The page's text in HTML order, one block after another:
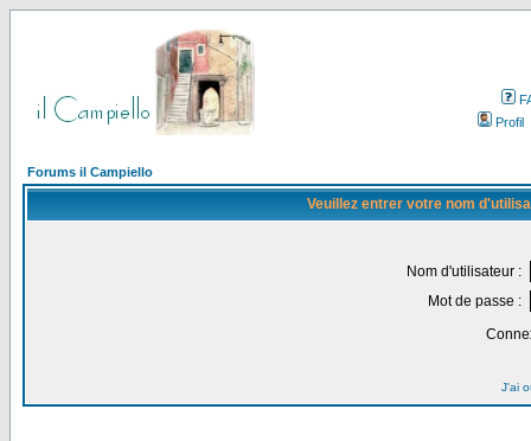
Profil
Forums il Campiello
Veuillez entrer votre nom
Nom d'utilisateur :
Mot de passe :
J'ai